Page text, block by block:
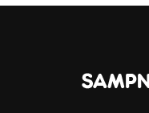
davvero a
livello della rosa
chi non viene